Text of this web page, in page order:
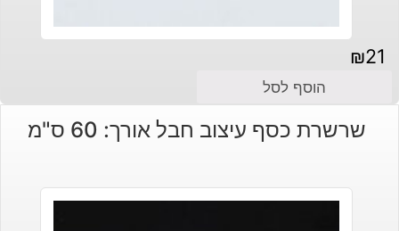
₪21
הוסף לסל
שרשרת כסף עיצוב חבל אורך: 60 ס"מ